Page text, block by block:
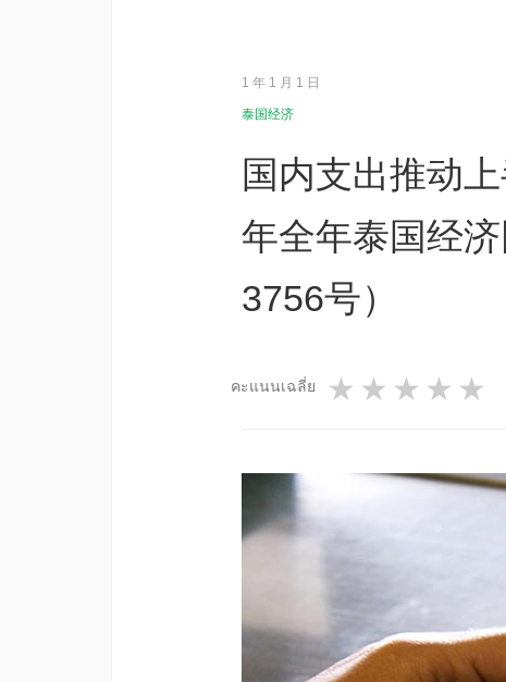
1 年 1 月 1 日
泰国经济
国内支出推动
年全年泰国经
3756号）
คะแนนเฉลี่ย 4
3
2 stars
1 star